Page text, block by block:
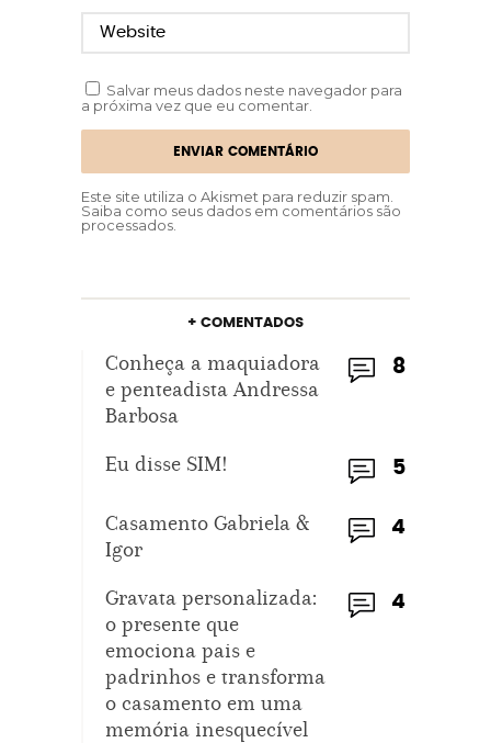
Salvar meus dados neste navegador para
a próxima vez que eu comentar.
Este site utiliza o Akismet para reduzir spam.
Saiba como seus dados em comentários são
processados
+ COMENTADOS
8
Conheça a maquiadora
e penteadista Andressa
Barbosa
5
Eu disse SIM!
4
Casamento Gabriela &
Igor
4
Gravata personalizada:
o presente que
emociona pais e
padrinhos e transforma
o casamento em uma
memória inesquecível